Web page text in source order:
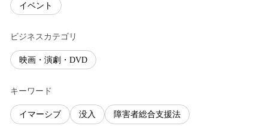
イベント
ビジネスカテゴリ
映画・演劇・DVD
キーワード
イマーシブ 没入 障害者総合支援法